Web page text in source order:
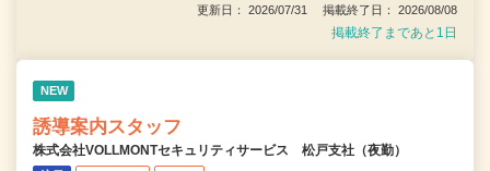
更新日： 2026/07/31 掲載終了日： 2026/08/08
掲載終了まであと1日
NEW
誘導案内スタッフ
株式会社VOLLMONTセキュリティサービス 松戸支社（夜勤）